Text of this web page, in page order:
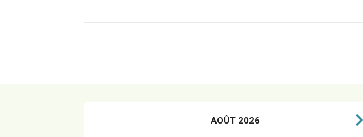
AOÛT 2026